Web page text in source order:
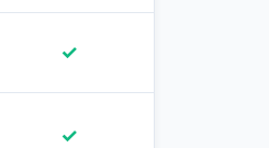
✓
✓